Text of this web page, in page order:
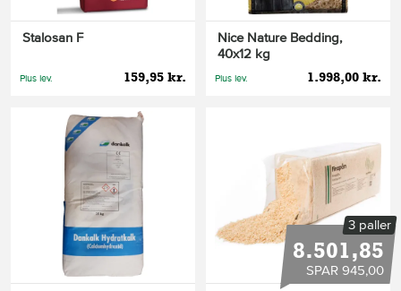
Stalosan F
159,95 kr.
Plus lev.
Nice Nature Bedding,
40x12 kg
1.998,00 kr.
Plus lev.
3 paller
8.501,85
SPAR 945,00